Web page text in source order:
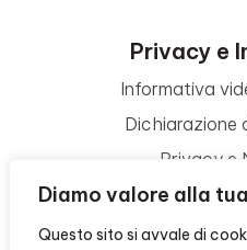
Diamo valore alla
Questo sito si avvale di
Privacy e
Informativa
Dichiarazione
Privacy e
Termini